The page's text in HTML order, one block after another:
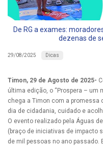
De RG a exames:
dezenas de
29/08/2025 Dicas
Timon, 29 de Agosto de 2025-
última edição, o “Prospera – um
chega a Timon com a promessa
dia de cidadania, cuidado e
O evento realizado pela Águas
(braço de iniciativas de impacto
de mil pessoas no ano passado.